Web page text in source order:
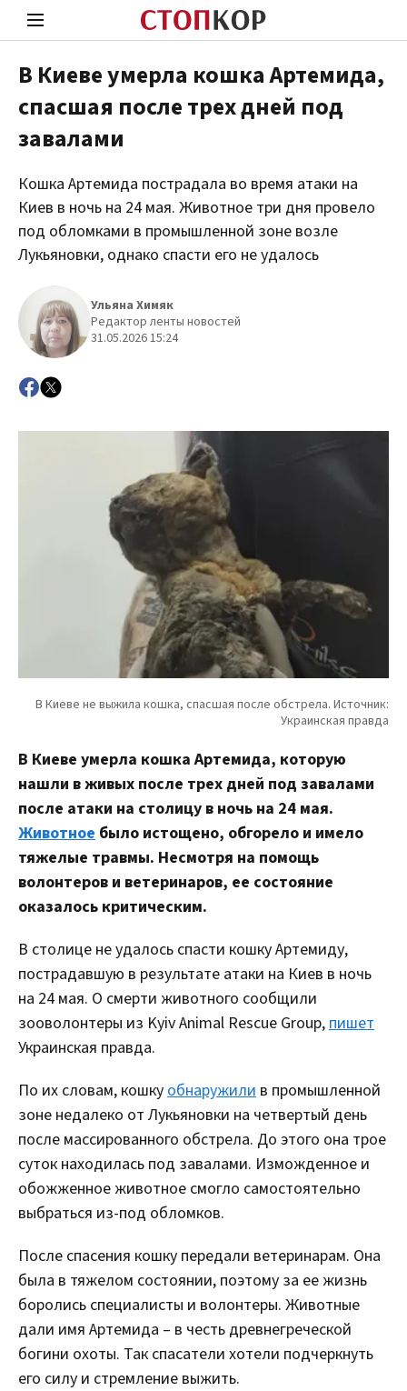
Стоп Политической Коррупции
Политика
В Киеве умерла кошка Артемида,
спасшая после трех дней под
завалами
Кошка Артемида пострадала во время атаки на
Киев в ночь на 24 мая. Животное три дня провело
под обломками в промышленной зоне возле
Лукьяновки, однако спасти его не удалось
Ульяна Химяк
Редактор ленты новостей
31.05.2026 15:24
В Киеве умерла кошка Артемида, которую
нашли в живых после трех дней под завалами
после атаки на столицу в ночь на 24 мая.
Животное было истощено, обгорело и имело
тяжелые травмы. Несмотря на помощь
волонтеров и ветеринаров, ее состояние
оказалось критическим.
В столице не удалось спасти кошку Артемиду,
пострадавшую в результате атаки на Киев в ночь
на 24 мая. О смерти животного сообщили
зооволонтеры из Kyiv Animal Rescue Group, пишет
Украинская правда.
По их словам, кошку обнаружили в промышленной
зоне недалеко от Лукьяновки на четвертый день
после массированного обстрела. До этого она трое
суток находилась под завалами. Изможденное и
обожженное животное смогло самостоятельно
выбраться из-под обломков.
После спасения кошку передали ветеринарам. Она
была в тяжелом состоянии, поэтому за ее жизнь
боролись специалисты и волонтеры. Животные
дали имя Артемида – в честь древнегреческой
богини охоты. Так спасатели хотели подчеркнуть
его силу и стремление выжить.